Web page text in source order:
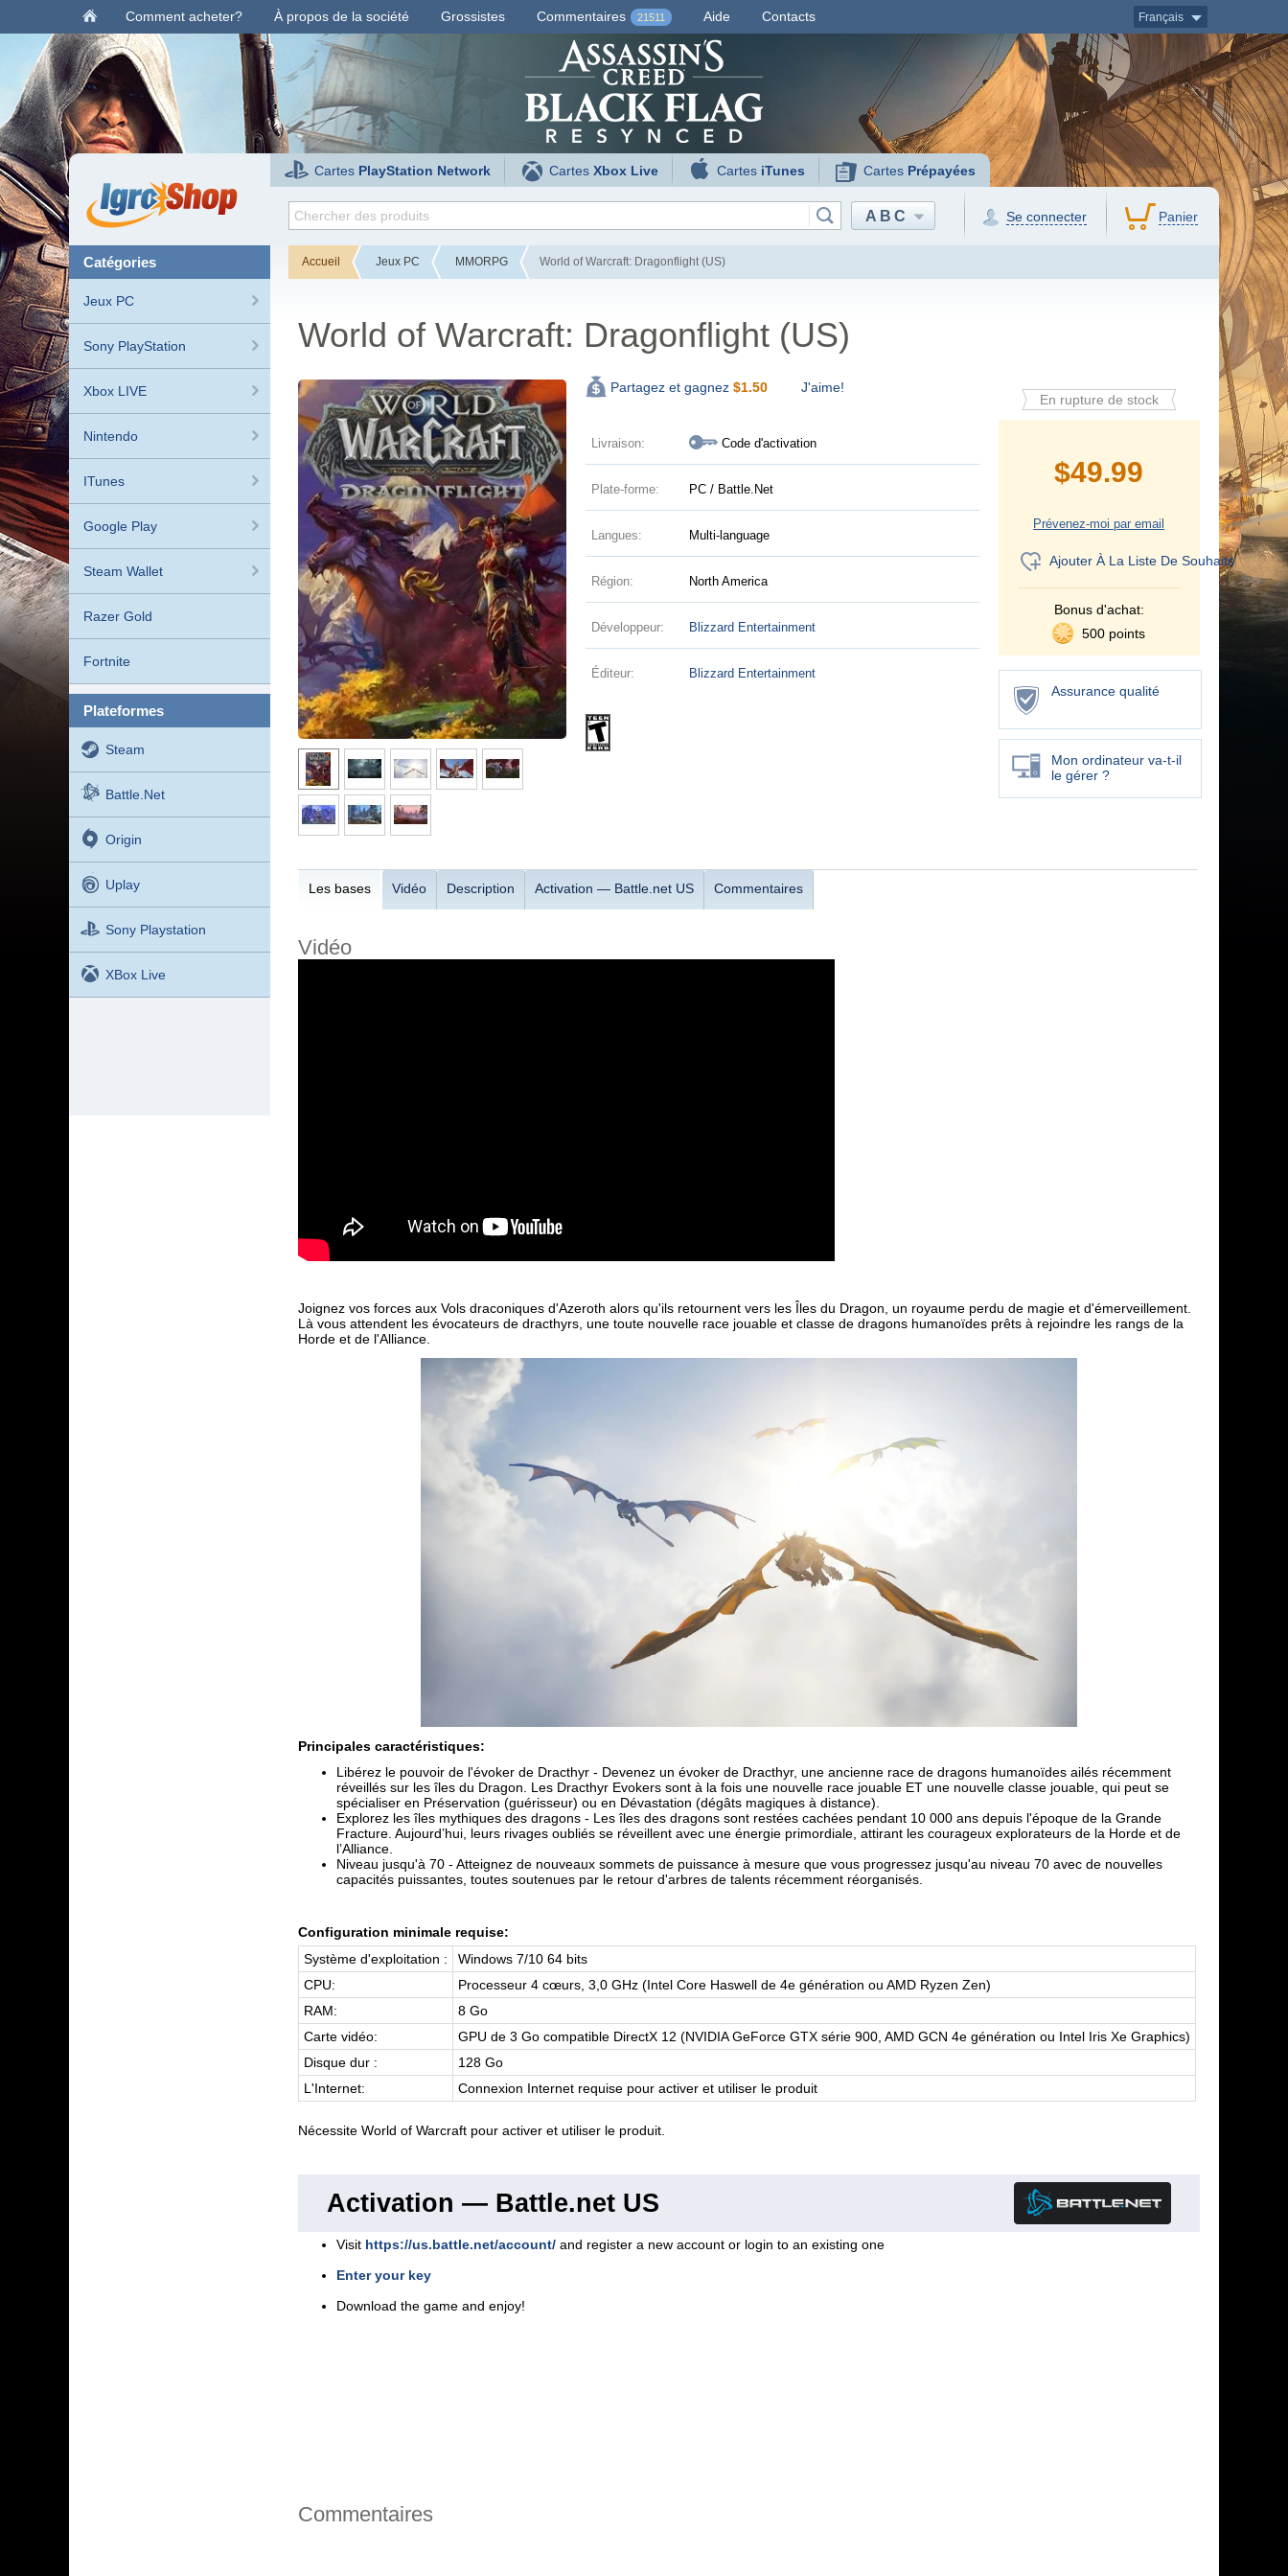
Comment acheter? À propos de la société Grossistes Commentaires 21511 Aide Contacts Français
Cartes PlayStation Network CartesXbox Live Cartes iTunes Cartes Prépayées
ABC Se connecter Panier
catégories
Jeux PC
Sony PlayStation
Xbox LIVE
Nintendo
ITunes
Google Play
Steam Wallet
Razer Gold
Fortnite
plateformes
Steam
Battle.net
Origin
Uplay
Sony Playstation
XBox Live
Accueil Jeux PC MMORPG World of Warcraft: Dragonflight (US)
World of Warcraft: Dragonflight (US)
J'aime!
Partagez et gagnez $1.50
Livraison: Code d'activation
Plate-forme: PC / Battle.Net
Langues: Multi-language
Région: North America
Développeur: Blizzard Entertainment
Éditeur: Blizzard Entertainment
En rupture de stock
$49.99
Prévenez-moi par email
Ajouter À La Liste De Souhaits
Bonus d'achat:
500 points
Assurance qualité
Mon ordinateur va-t-il
le gérer ?
Les bases Vidéo Description Activation — Battle.net US Commentaires
Vidéo
Joignez vos forces aux Vols draconiques d'Azeroth alors qu'ils retournent vers les Îles du Dragon, un royaume perdu de magie et d'émerveillement.
Là vous attendent les évocateurs de dracthyrs, une toute nouvelle race jouable et classe de dragons humanoïdes prêts à rejoindre les rangs de la
Horde et de l'Alliance.
Principales caractéristiques:
Libérez le pouvoir de l'évoker de Dracthyr - Devenez un évoker de Dracthyr, une ancienne race de dragons humanoïdes ailés récemment
réveillés sur les îles du Dragon. Les Dracthyr Evokers sont à la fois une nouvelle race jouable ET une nouvelle classe jouable, qui peut se
spécialiser en Préservation (guérisseur) ou en Dévastation (dégâts magiques à distance).
Explorez les îles mythiques des dragons - Les îles des dragons sont restées cachées pendant 10 000 ans depuis l'époque de la Grande
Fracture. Aujourd’hui, leurs rivages oubliés se réveillent avec une énergie primordiale, attirant les courageux explorateurs de la Horde et de
l’Alliance.
Niveau jusqu'à 70 - Atteignez de nouveaux sommets de puissance à mesure que vous progressez jusqu'au niveau 70 avec de nouvelles
capacités puissantes, toutes soutenues par le retour d'arbres de talents récemment réorganisés.
Configuration minimale requise:
Système d'exploitation :
Windows 7/10 64 bits
CPU:
Processeur 4 cœurs, 3,0 GHz (Intel Core Haswell de 4e génération ou AMD Ryzen Zen)
RAM:
8 Go
Carte vidéo:
GPU de 3 Go compatible DirectX 12 (NVIDIA GeForce GTX série 900, AMD GCN 4e génération ou Intel Iris Xe Graphics)
Disque dur :
128 Go
L'Internet:
Connexion Internet requise pour activer et utiliser le produit
Nécessite World of Warcraft pour activer et utiliser le produit.
Activation — Battle.net US
Visit https://us.battle.net/account/and register a new account or login to an existing one
Enter your key
Download the game and enjoy!
Commentaires